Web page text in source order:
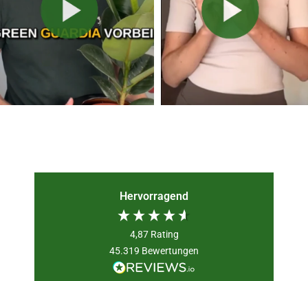
Hervorragend
4,87 Rating
45.319 Bewertungen